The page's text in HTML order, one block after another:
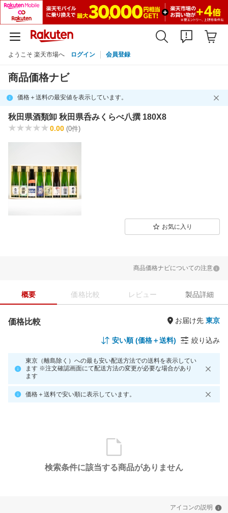
ようこそ 楽天市場へ ログイン 会員登録
商品価格ナビ
価格＋送料の最安値を表示しています。
秋田県酒類卸 秋田県呑みくらべ八撰 180X8
0.00 (0件)
お気に入り
商品価格ナビについての注意
概要 価格比較 レビュー 製品詳細
価格比較 お届け先
安い順 (価格＋送料) 絞り込み
東京（離島除く）への最も安い配送方法での送料を表示してい
ます ※注文確認画面にて配送方法の変更が必要な場合があり
ます
価格＋送料で安い順に表示しています。
検索条件に該当する商品がありません
アイコンの説明